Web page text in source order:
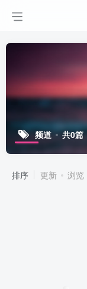
频道 共0篇
排序 更新 浏览